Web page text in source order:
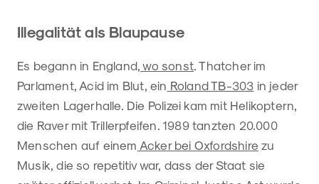
Illegalität als Blaupause
Es begann in England, wo sonst. Thatcher im
Parlament, Acid im Blut, ein Roland TB-303 in jeder
zweiten Lagerhalle. Die Polizei kam mit Helikoptern,
die Raver mit Trillerpfeifen. 1989 tanzten 20.000
Menschen auf einem Acker bei Oxfordshire zu
Musik, die so repetitiv war, dass der Staat sie